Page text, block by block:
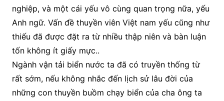
nghiệp, và một cái yếu vô cùng quan trọng nữa, yếu
Anh ngữ. Vấn đề thuyền viên Việt nam yếu cũng như
thiếu đã được đặt ra từ nhiều thập niên và bàn luận
tốn không ít giấy mực..
Ngành vận tải biển nước ta đã có truyền thống từ
rất sớm, nếu không nhắc đến lịch sử lâu đời của
những con thuyền buồm chạy biển của cha ông ta